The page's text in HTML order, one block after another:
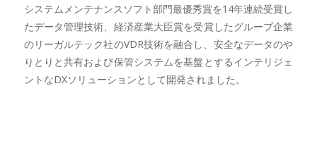
システムメンテナンスソフト部門最優秀賞を14年連続受賞し
たデータ管理技術、経済産業大臣賞を受賞したグループ企業
のリーガルテック社のVDR技術を融合し、安全なデータのや
りとりと共有および保管システムを基盤とするインテリジェ
ントなDXソリューションとして開発されました。